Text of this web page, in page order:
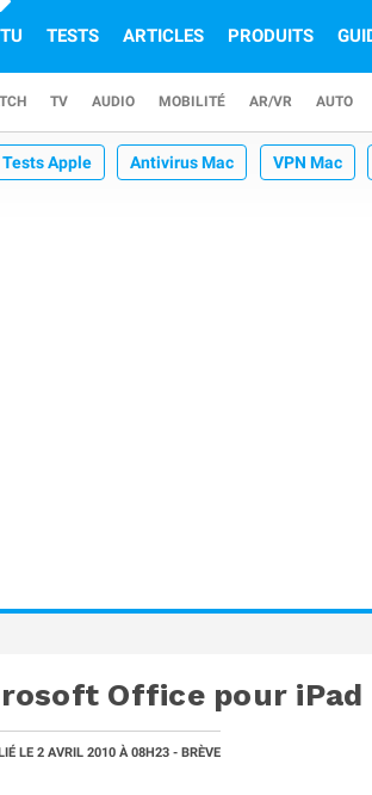
TESTS ARTICLES PRODUITS
TV AUDIO MOBILITÉ AR/VR AUTO
Tests Apple Antivirus Mac VPN Mac
Office pour iPad
LE 2 AVRIL 2010 À 08H23 - BRÈVE